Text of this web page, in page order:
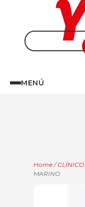
MENÚ
Home /CLÍNICO
MARINO